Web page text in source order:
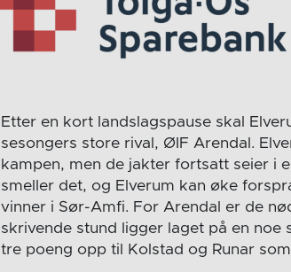
Etter en kort landslagspause skal
sesongers store rival, ØIF Arendal.
kampen, men de jakter fortsatt seier i
smeller det, og Elverum kan øke
vinner i Sør-Amfi. For Arendal er de
skrivende stund ligger laget på en noe
tre poeng opp til Kolstad og Runar